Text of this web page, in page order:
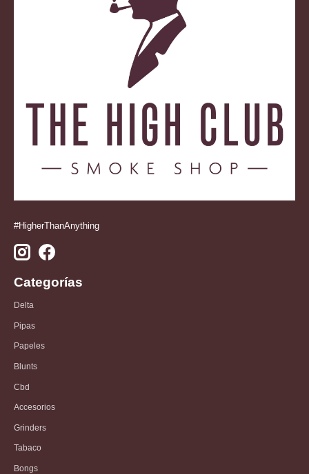
#HigherThanAnything
Categorías
Delta
Pipas
Papeles
Blunts
Cbd
Accesorios
Grinders
Tabaco
Bongs